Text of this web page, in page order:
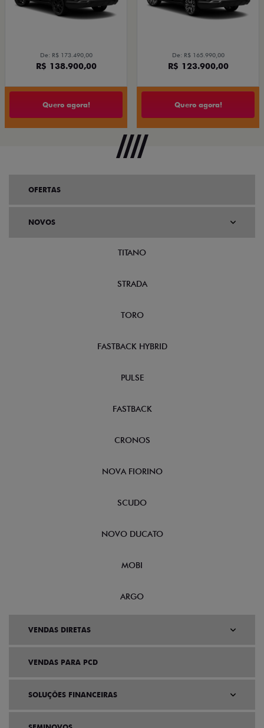
De: R$ 173.490,00
R$ 138.900,00
Quero agora!
De: R$ 165.990,00
R$ 123.900,00
Quero agora!
OFERTAS
NOVOS
TITANO
STRADA
TORO
FASTBACK HYBRID
PULSE
FASTBACK
CRONOS
NOVA FIORINO
SCUDO
NOVO DUCATO
MOBI
ARGO
VENDAS DIRETAS
VENDAS PARA PCD
SOLUÇÕES FINANCEIRAS